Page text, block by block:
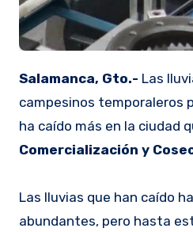
Salamanca, Gto.- Las
campesinos temporaleros
ha caído más en la ciudad
Comercialización y
Las lluvias que han caído
abundantes, pero hasta